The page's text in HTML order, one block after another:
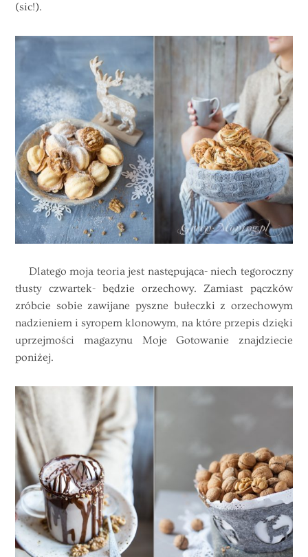
(sic!).
Dlatego moja teoria jest następująca- niech tegoroczny
tłusty czwartek- będzie orzechowy. Zamiast pączków
zróbcie sobie zawijane pyszne bułeczki z orzechowym
nadzieniem i syropem klonowym, na które przepis dzięki
uprzejmości magazynu Moje Gotowanie znajdziecie
poniżej.